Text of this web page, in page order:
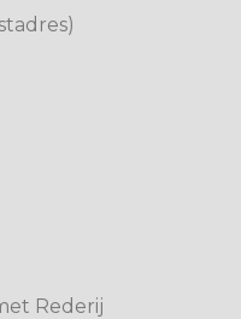
Rederij